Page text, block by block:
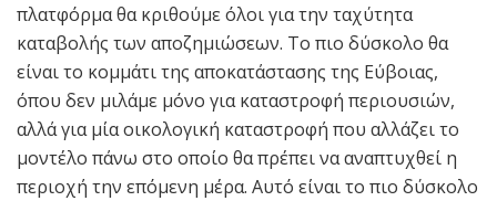
πλατφόρμα θα κριθούμε όλοι για την ταχύτητα
καταβολής των αποζημιώσεων. Το πιο δύσκολο θα
είναι το κομμάτι της αποκατάστασης της Εύβοιας,
όπου δεν μιλάμε μόνο για καταστροφή περιουσιών,
αλλά για μία οικολογική καταστροφή που αλλάζει το
μοντέλο πάνω στο οποίο θα πρέπει να αναπτυχθεί η
περιοχή την επόμενη μέρα. Αυτό είναι το πιο δύσκολο